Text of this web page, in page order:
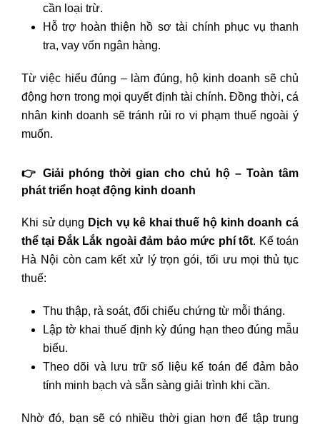
cần loại trừ.
Hỗ trợ hoàn thiện hồ sơ tài chính phục vụ thanh
tra, vay vốn ngân hàng.
Từ việc hiểu đúng – làm đúng, hộ kinh doanh sẽ chủ
động hơn trong mọi quyết định tài chính. Đồng thời, cá
nhân kinh doanh sẽ tránh rủi ro vi phạm thuế ngoài ý
muốn.
👉 Giải phóng thời gian cho chủ hộ – Toàn tâm
phát triển hoạt động kinh doanh
Khi sử dụng Dịch vụ kê khai thuế hộ kinh doanh cá
thể tại Đắk Lắk ngoài đảm bảo mức phí tốt. Kế toán
Hà Nội còn cam kết xử lý trọn gói, tối ưu mọi thủ tục
thuế:
Thu thập, rà soát, đối chiếu chứng từ mỗi tháng.
Lập tờ khai thuế định kỳ đúng hạn theo đúng mẫu
biểu.
Theo dõi và lưu trữ số liệu kế toán để đảm bảo
tính minh bạch và sẵn sàng giải trình khi cần.
Nhờ đó, bạn sẽ có nhiều thời gian hơn để tập trung